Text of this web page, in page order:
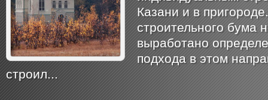
Казани и в
строительного бума
выработано
подхода в этом
строил...